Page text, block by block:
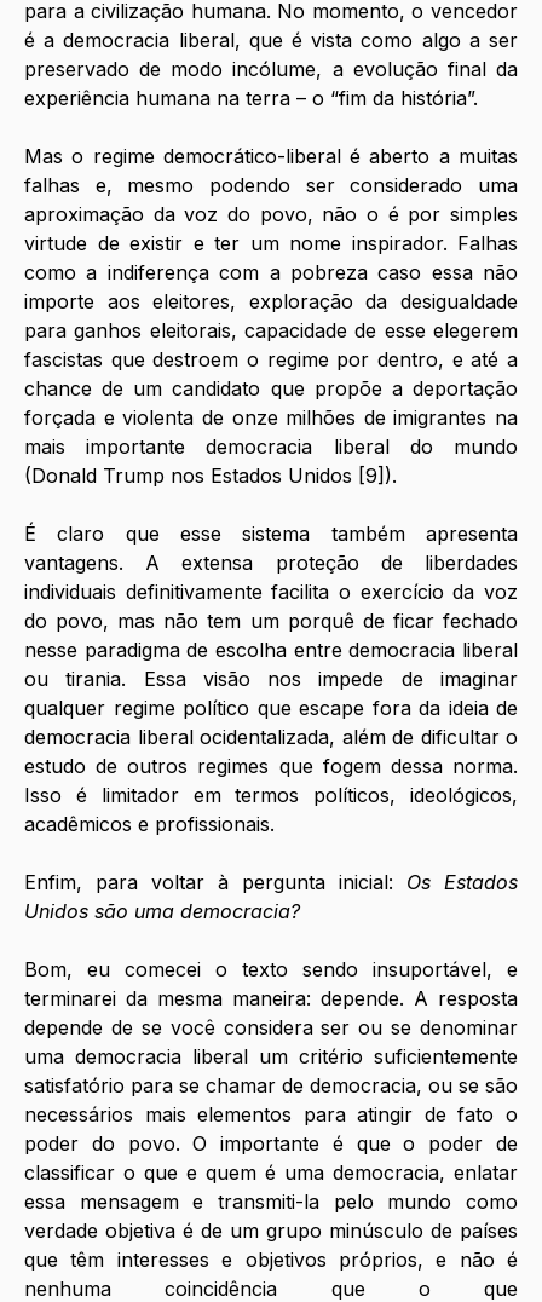
para a civilização humana. No momento, o vencedor
é a democracia liberal, que é vista como algo a ser
preservado de modo incólume, a evolução final da
experiência humana na terra – o “fim da história”.
Mas o regime democrático-liberal é aberto a muitas
falhas e, mesmo podendo ser considerado uma
aproximação da voz do povo, não o é por simples
virtude de existir e ter um nome inspirador. Falhas
como a indiferença com a pobreza caso essa não
importe aos eleitores, exploração da desigualdade
para ganhos eleitorais, capacidade de esse elegerem
fascistas que destroem o regime por dentro, e até a
chance de um candidato que propõe a deportação
forçada e violenta de onze milhões de imigrantes na
mais importante democracia liberal do mundo
(Donald Trump nos Estados Unidos [9]).
É claro que esse sistema também apresenta
vantagens. A extensa proteção de liberdades
individuais definitivamente facilita o exercício da voz
do povo, mas não tem um porquê de ficar fechado
nesse paradigma de escolha entre democracia liberal
ou tirania. Essa visão nos impede de imaginar
qualquer regime político que escape fora da ideia de
democracia liberal ocidentalizada, além de dificultar o
estudo de outros regimes que fogem dessa norma.
Isso é limitador em termos políticos, ideológicos,
acadêmicos e profissionais.
Enfim, para voltar à pergunta inicial: Os Estados
Unidos são uma democracia?
Bom, eu comecei o texto sendo insuportável, e
terminarei da mesma maneira: depende. A resposta
depende de se você considera ser ou se denominar
uma democracia liberal um critério suficientemente
satisfatório para se chamar de democracia, ou se são
necessários mais elementos para atingir de fato o
poder do povo. O importante é que o poder de
classificar o que e quem é uma democracia, enlatar
essa mensagem e transmiti-la pelo mundo como
verdade objetiva é de um grupo minúsculo de países
que têm interesses e objetivos próprios, e não é
nenhuma coincidência que o que